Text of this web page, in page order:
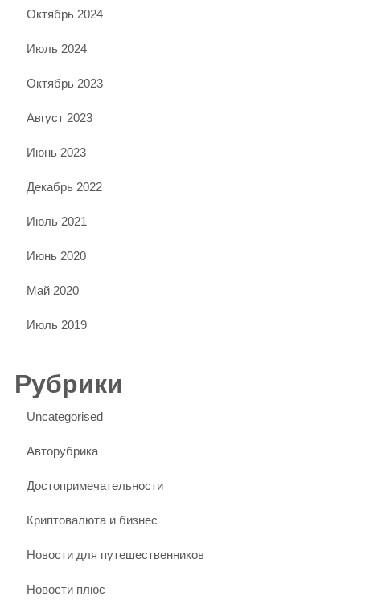
Октябрь 2024
Июль 2024
Октябрь 2023
Август 2023
Июнь 2023
Декабрь 2022
Июль 2021
Июнь 2020
Май 2020
Июль 2019
Рубрики
Uncategorised
Авторубрика
Достопримечательности
Криптовалюта и бизнес
Новости для путешественников
Новости плюс